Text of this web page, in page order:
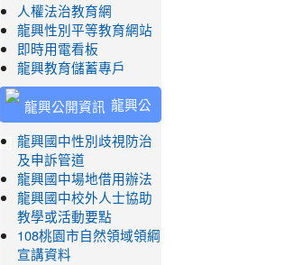
人權法治教育網
龍興性別平等教育網站
即時用電看板
龍興教育儲蓄專戶
龍興公
開資訊
龍興國中性別歧視防治
及申訴管道
龍興國中場地借用辦法
龍興國中校外人士協助
教學或活動要點
108桃園市自然領域領綱
宣講資料